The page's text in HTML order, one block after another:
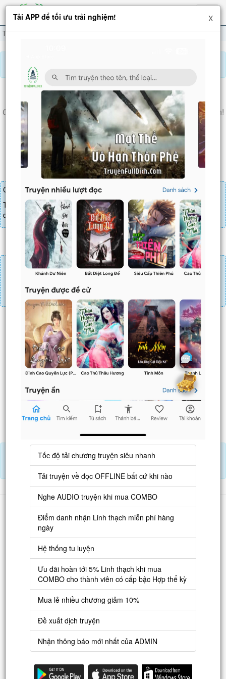
Hiện
menu
Ta Ở Nhân Gian Đạp Đất Thành Tiên Chương 773
TA Ở NHÂN GIAN ĐẠP ĐẤT THÀNH TIÊN
Chương 773: Phương Vọng đăng thiên, thiên địa rung chuyển!
(2)
Chương truyện cần 20 LT để mua.
Truyện mua lẻ thì cứ Giá chương x Số chương, mua combo thì đến
danh sách combo tìm giá
Đăng nhập Nạp linh thạch
Mua 4 chương chỉ có tác dụng tiết kiệm thời gian.
Mua 4 chương thì 3 chương sau sẽ không phải ấn mua.
Ví dụ bạn đang ở chương 100 và mua 4 chương thì
101,102,103sẽ không phải ấn mua.
Trước Sau
Tải APP đọc truyện OFFLINE và nghe AUDIO khi mua combo.
Điểm danh hàng ngày nhận Lịch Thạch
Danh sách
Truyện mới
Truyện Hot
Truyện Full
Truyện Dịch Miễn Phí
Thao tác
Nạp LT
Danh sách combo
Nguời dùng
Tải APP để tối ưu trải nghiệm! X
Tốc độ tải chương truyện siêu nhanh
Tải truyện về đọc OFFLINE bất cứ khi nào
Nghe AUDIO truyện khi mua COMBO
Điểm danh nhận Linh thạch miễn phí hàng
ngày
Hệ thống tu luyện
Ưu đãi hoàn tới 5% Linh thạch khi mua
COMBO cho thành viên có cấp bậc Hợp thể kỳ
Mua lẻ nhiều chương giảm 10%
Đề xuất dịch truyện
Nhận thông báo mới nhất của ADMIN